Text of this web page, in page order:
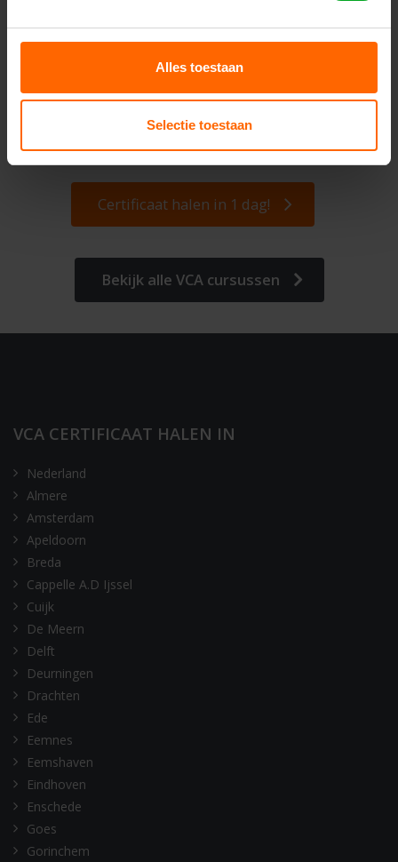
Alles toestaan
Selectie toestaan
VCA-certificaat.nl is dé specialist veiligheidsopleidingen voor
door heel Nederland. Wij bieden de VCA
Basis cursus en de VCA Volledig cursus ook als e-learning
certificaatbehalen.
Certificaat halen in 1 dag!
Bekijk alle VCA cursussen
VCA CERTIFICAAT HALEN IN
Nederland
Almere
Amsterdam
Apeldoorn
Breda
Cappelle A.D Ijssel
Cuijk
De Meern
Delft
Deurningen
Drachten
Ede
Eemnes
Eemshaven
Eindhoven
Enschede
Goes
Gorinchem